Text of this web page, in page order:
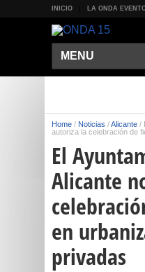
INICIO LA ONDA
MENU
Home / Noticias /Alicante /
autoriza la celebración de
El
Alicante
en
privadas